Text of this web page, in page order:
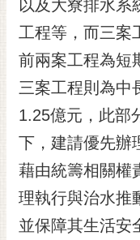
以及大寮排水系
工程等，而三案
前兩案工程為短
三案工程則為中
1.25億元，此部
下，建請優先辦
藉由統籌相關權
理執行與治水推
並保障其生活安